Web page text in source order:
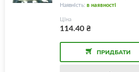
Наявність: в наявності
Ціна
114.40₴
ПРИДБАТИ